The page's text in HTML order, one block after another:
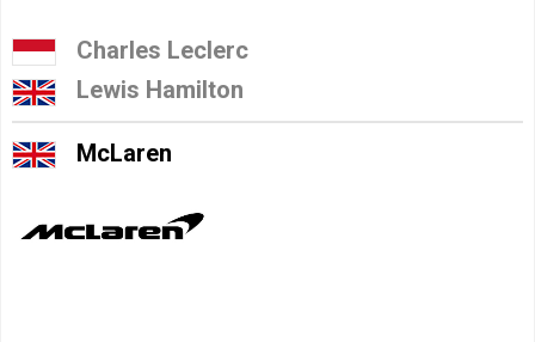
Charles Leclerc
Lewis Hamilton
McLaren